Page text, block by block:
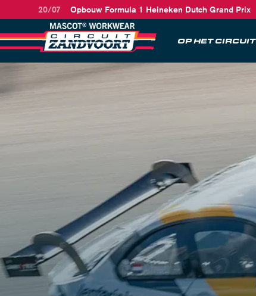
20/07 Opbouw Formula 1 Heineken Dutch Grand Prix
OP HET CIRCUIT